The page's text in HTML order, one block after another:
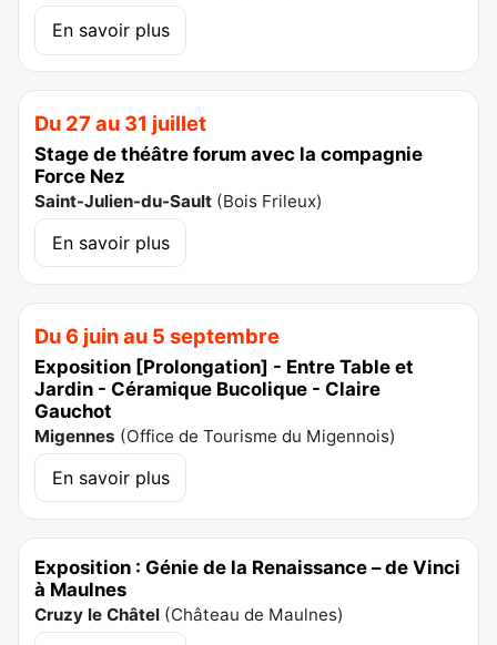
En savoir plus
Du 27 au 31 juillet
Stage de théâtre forum avec la compagnie
Force Nez
Saint-Julien-du-Sault (Bois Frileux)
En savoir plus
Du 6 juin au 5 septembre
Exposition [Prolongation] - Entre Table et
Jardin - Céramique Bucolique - Claire
Gauchot
Migennes (Office de Tourisme du Migennois)
En savoir plus
Exposition : Génie de la Renaissance – de Vinci
à Maulnes
Cruzy le Châtel (Château de Maulnes)